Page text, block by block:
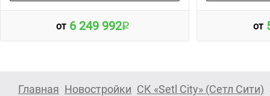
от 6 249 992 от
Главная Новостройки СК «Setl City» (Сетл Сити)